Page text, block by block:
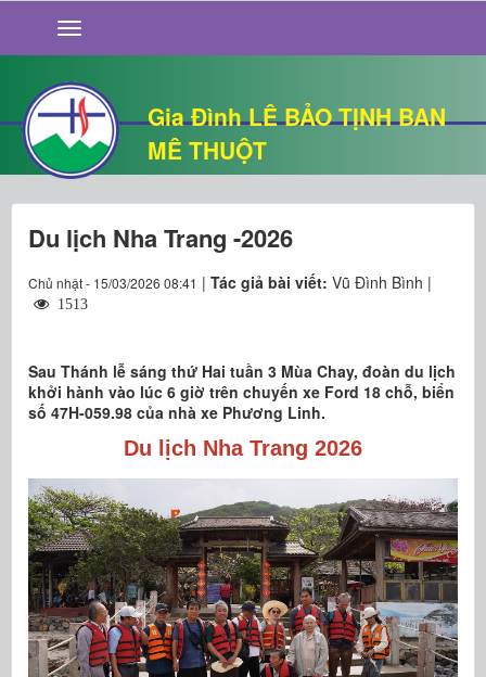
Gia Đình LÊ BẢO TỊNH BAN
MÊ THUỘT
GIỚI THIỆU
TIN TỨC
SỐNG ĐẠO
CHUYỆN NHÀ
QUÁN VĂN
THƯ GIÃN
Du lịch Nha Trang -2026
Chủ nhật - 15/03/2026 08:41 | Tác giả bài viết: Vũ Đình Bình |
1513
Sau Thánh lễ sáng thứ Hai tuần 3 Mùa Chay, đoàn du lịch
khởi hành vào lúc 6 giờ trên chuyến xe Ford 18 chỗ, biển
số 47H-059.98 của nhà xe Phương Linh.
Du lịch Nha Trang 2026